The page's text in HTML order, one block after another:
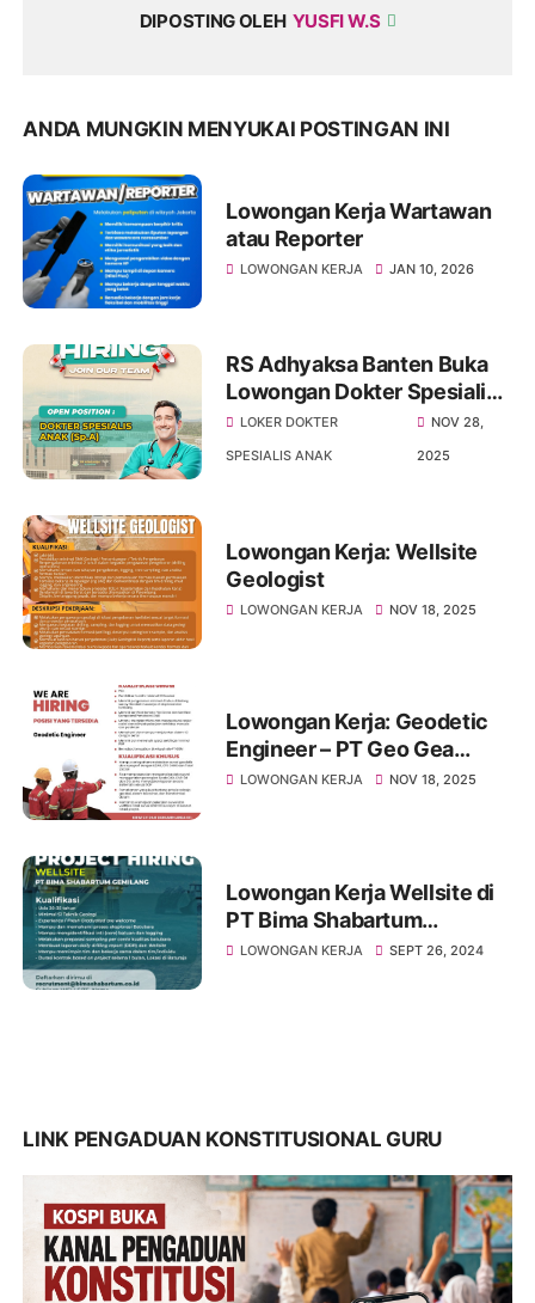
DIPOSTING OLEH YUSFI W.S
ANDA MUNGKIN MENYUKAI POSTINGAN INI
Lowongan Kerja Wartawan
atau Reporter
LOWONGAN KERJA JAN 10, 2026
RS Adhyaksa Banten Buka
Lowongan Dokter Spesialis
Anak, Bergabunglah dengan
Tim Profesional!
LOKER DOKTER
SPESIALIS ANAK
NOV 28,
2025
Lowongan Kerja: Wellsite
Geologist
LOWONGAN KERJA NOV 18, 2025
Lowongan Kerja: Geodetic
Engineer – PT Geo Gea
Mineralindo
LOWONGAN KERJA NOV 18, 2025
Lowongan Kerja Wellsite di
PT Bima Shabartum
Gemilang – Proyek
LOWONGAN KERJA SEPT 26, 2024
LINK PENGADUAN KONSTITUSIONAL GURU